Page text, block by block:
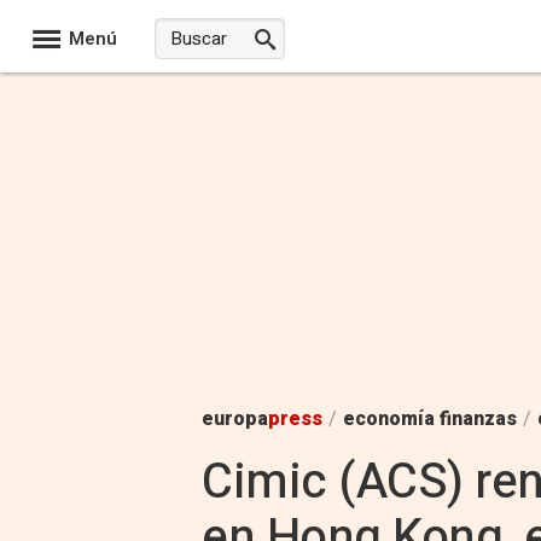
Menú
europapress / economía finanzas /
Cimic (ACS)